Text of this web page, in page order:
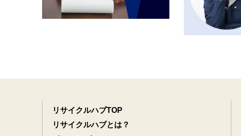
リサイクルハブTOP
リサイクルハブとは？